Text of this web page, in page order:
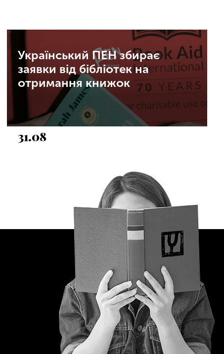
Український ПЕН збирає
заявки від бібліотек на
отримання книжок
31.08